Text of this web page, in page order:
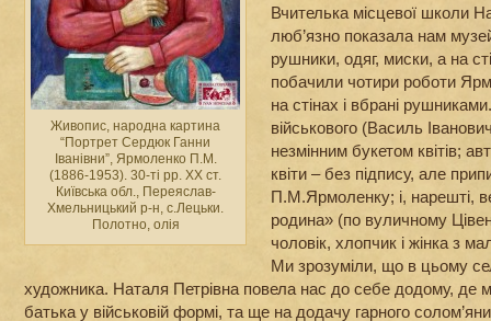
Живопис, народна картина
“Портрет Сердюк Ганни
Іванівни”, Ярмоленко П.М.
(1886-1953). 30-ті рр. ХХ ст.
Київська обл., Переяслав-
Хмельницький р-н, с.Лецьки.
Полотно, олія
Вчителька місцевої школи
люб’язно показала нам
рушники, одяг, миски, а на
побачили чотири роботи
на стінах і вбрані
військового (Василь
незмінним букетом квітів;
квіти – без підпису, але
П.М.Ярмоленку; і, нарешті,
родина» (по вуличному
чоловік, хлопчик і жінка з
Ми зрозуміли, що в цьому
художника. Наталя Петрівна повела нас до себе додому, де
батька у військовій формі, та ще на додачу гарного